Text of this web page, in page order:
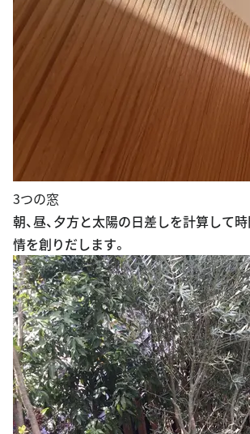
3つの窓
朝、昼、夕方と太陽の日差しを計算して
情を創りだします。